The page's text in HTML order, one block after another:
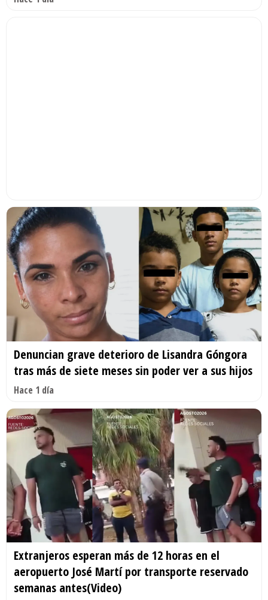
Denuncian grave deterioro de Lisandra Góngora
tras más de siete meses sin poder ver a sus hijos
Hace 1 día
Extranjeros esperan más de 12 horas en el
aeropuerto José Martí por transporte reservado
semanas antes(Video)